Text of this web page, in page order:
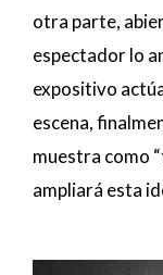
otra parte,
espectador lo
expositivo
escena,
muestra como
ampliará esta